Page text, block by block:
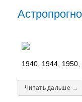
1940, 1944, 1950,
Читать дальше →